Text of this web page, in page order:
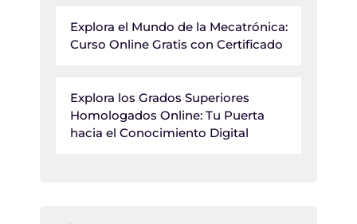
Explora el Mundo de la Mecatrónica:
Curso Online Gratis con Certificado
Explora los Grados Superiores
Homologados Online: Tu Puerta
hacia el Conocimiento Digital